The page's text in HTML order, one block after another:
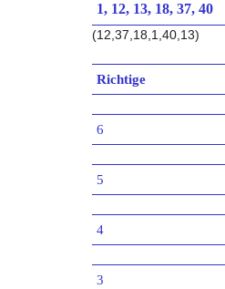
1, 12, 13, 18, 37, 40
(12,37,18,1,40,13)
Richtige
6
5
4
3